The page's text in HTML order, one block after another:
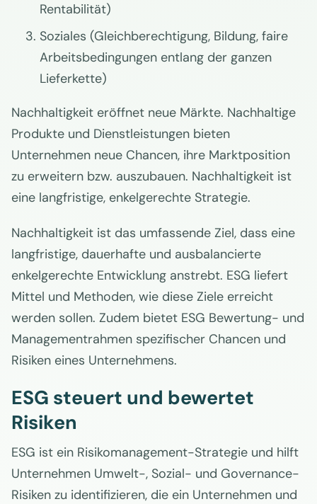
Rentabilität)
Soziales (Gleichberechtigung, Bildung, faire
Arbeitsbedingungen entlang der ganzen
Lieferkette)
Nachhaltigkeit eröffnet neue Märkte. Nachhaltige
Produkte und Dienstleistungen bieten
Unternehmen neue Chancen, ihre Marktposition
zu erweitern bzw. auszubauen. Nachhaltigkeit ist
eine langfristige, enkelgerechte Strategie.
Nachhaltigkeit ist das umfassende Ziel, dass eine
langfristige, dauerhafte und ausbalancierte
enkelgerechte Entwicklung anstrebt. ESG liefert
Mittel und Methoden, wie diese Ziele erreicht
werden sollen. Zudem bietet ESG Bewertung- und
Managementrahmen spezifischer Chancen und
Risiken eines Unternehmens.
ESG steuert und bewertet
Risiken
ESG ist ein Risikomanagement-Strategie und hilft
Unternehmen Umwelt-, Sozial- und Governance-
Risiken zu identifizieren, die ein Unternehmen und